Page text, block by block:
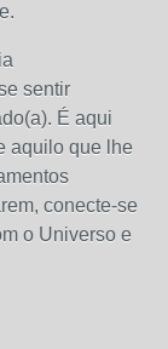
sentir
É aqui
aquilo que lhe
conecte-se
o Universo e